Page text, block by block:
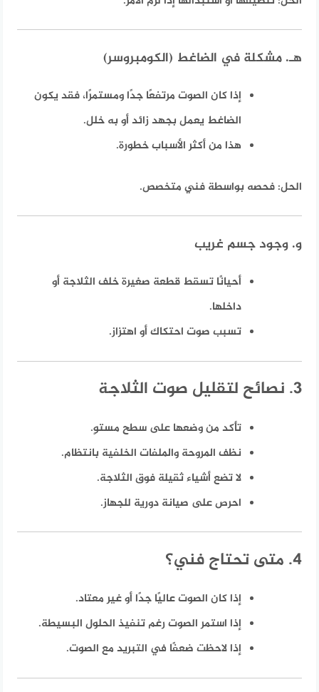
هـ. مشكلة في الضاغط (الكومبروسر)
إذا كان الصوت مرتفعًا جدًا ومستمرًا، فقد يكون
الضاغط يعمل بجهد زائد أو به خلل.
هذا من أكثر الأسباب خطورة.
الحل: فحصه بواسطة فني متخصص.
و. وجود جسم غريب
أحيانًا تسقط قطعة صغيرة خلف الثلاجة أو
داخلها.
تسبب صوت احتكاك أو اهتزاز.
3. نصائح لتقليل صوت الثلاجة
تأكد من وضعها على سطح مستوٍ.
نظف المروحة والملفات الخلفية بانتظام.
لا تضع أشياء ثقيلة فوق الثلاجة.
احرص على صيانة دورية للجهاز.
4. متى تحتاج فني؟
إذا كان الصوت عاليًا جدًا أو غير معتاد.
إذا استمر الصوت رغم تنفيذ الحلول البسيطة.
إذا لاحظت ضعفًا في التبريد مع الصوت.